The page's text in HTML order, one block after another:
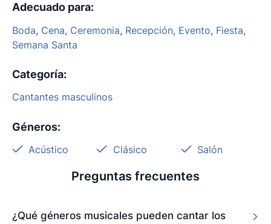
Adecuado para:
Boda, Cena, Ceremonia, Recepción, Evento, Fiesta,
Semana Santa
Categoría:
Cantantes masculinos
Géneros:
Acústico Clásico Salón
Preguntas frecuentes
¿Qué géneros musicales pueden cantar los